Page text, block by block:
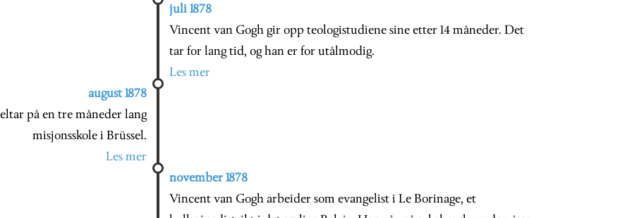
juli 1878
Vincent van Gogh gir opp teologistudiene sine etter 14 måneder. Det
tar for lang tid, og han er for utålmodig.
Les mer
august 1878
på en tre måneder lang
misjonsskole i Brüssel.
Les mer
november 1878
Vincent van Gogh arbeider som evangelist i Le Borinage, et